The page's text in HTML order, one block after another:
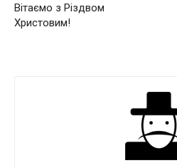
Вітаємо з Різдвом
Христовим!